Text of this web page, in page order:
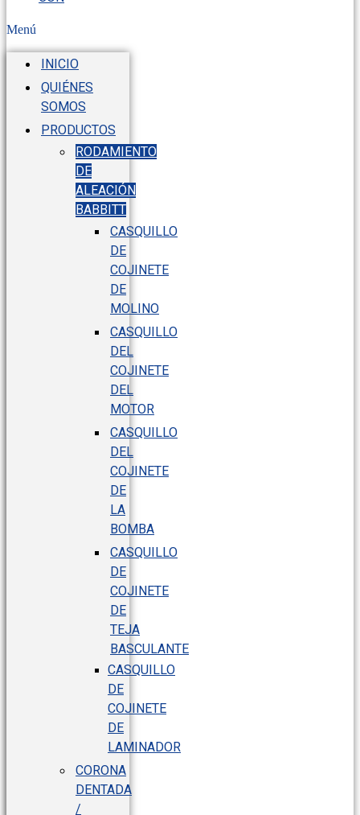
Menú
INICIO
QUIÉNES
SOMOS
PRODUCTOS
RODAMIENTO
DE
ALEACIÓN
BABBITT
CASQUILLO
DE
COJINETE
DE
MOLINO
CASQUILLO
DEL
COJINETE
DEL
MOTOR
CASQUILLO
DEL
COJINETE
DE
LA
BOMBA
CASQUILLO
DE
COJINETE
DE
TEJA
BASCULANTE
CASQUILLO
DE
COJINETE
DE
LAMINADOR
CORONA
DENTADA
/